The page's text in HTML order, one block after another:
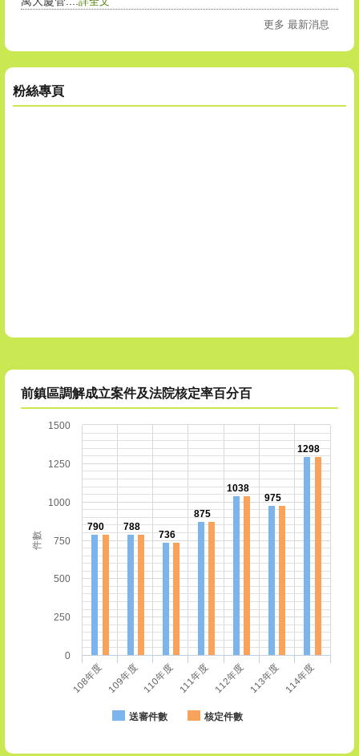
更多 最新消息
粉絲專頁
前鎮區調解成立案件及法院核定率百分百
件數
790 788
736
875
1038
975
1298
送審件數 核定件數
108年度109年度110年度111年度112年度113年度114年度
0
250
500
750
1000
1250
1500